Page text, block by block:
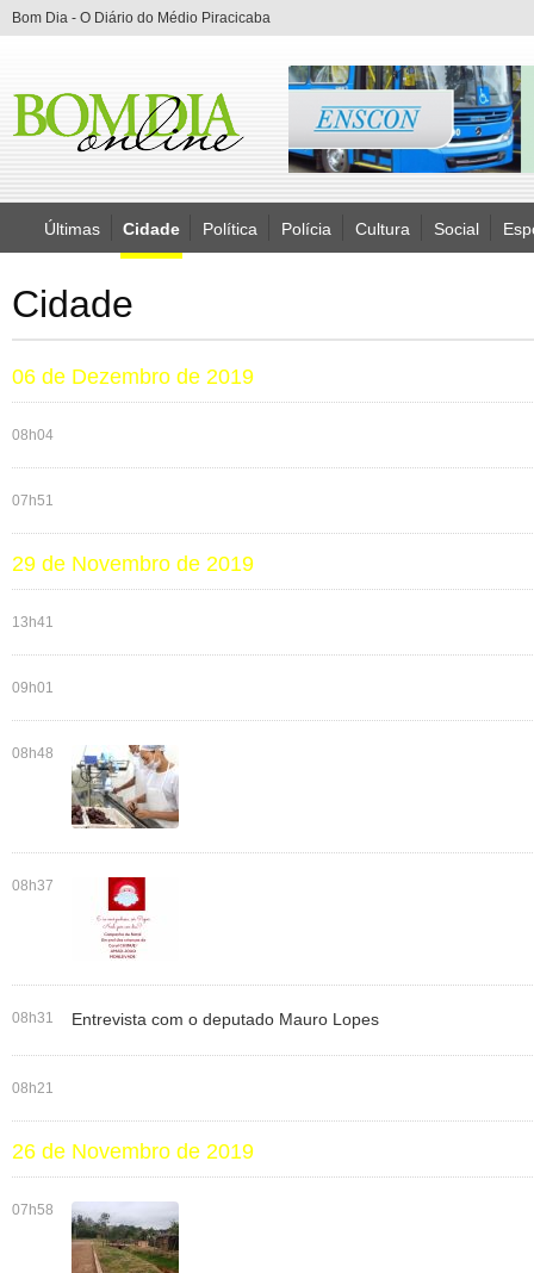
Bom Dia - O Diário do Médio Piracicaba
Últimas Cidade Política Polícia Cultura Social
Cidade
06 de Dezembro de 2019
08h04
07h51
29 de Novembro de 2019
13h41
09h01
08h48
08h37
08h31 Entrevista com o deputado Mauro Lopes
08h21
26 de Novembro de 2019
07h58